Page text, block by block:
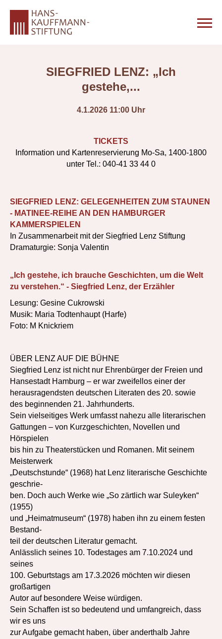
SIEGFRIED LENZ: „Ich
gestehe,...
4.1.2026 11:00 Uhr
TICKETS
Information und Kartenreservierung Mo-Sa, 1400-1800
unter Tel.: 040-41 33 44 0
SIEGFRIED LENZ: GELEGENHEITEN ZUM STAUNEN
- MATINEE-REIHE AN DEN HAMBURGER
KAMMERSPIELEN
In Zusammenarbeit mit der Siegfried Lenz Stiftung
Dramaturgie: Sonja Valentin
„Ich gestehe, ich brauche Geschichten, um die Welt
zu verstehen.“ - Siegfried Lenz, der Erzähler
Lesung: Gesine Cukrowski
Musik: Maria Todtenhaupt (Harfe)
Foto: M Knickriem
ÜBER LENZ AUF DIE BÜHNE
Siegfried Lenz ist nicht nur Ehrenbürger der Freien und
Hansestadt Hamburg – er war zweifellos einer der
herausragendsten deutschen Literaten des 20. sowie
des beginnenden 21. Jahrhunderts.
Sein vielseitiges Werk umfasst nahezu alle literarischen
Gattungen – von Kurzgeschichten, Novellen und
Hörspielen
bis hin zu Theaterstücken und Romanen. Mit seinem
Meisterwerk
„Deutschstunde“ (1968) hat Lenz literarische Geschichte
geschrie-
ben. Doch auch Werke wie „So zärtlich war Suleyken“
(1955)
und „Heimatmuseum“ (1978) haben ihn zu einem festen
Bestand-
teil der deutschen Literatur gemacht.
Anlässlich seines 10. Todestages am 7.10.2024 und
seines
100. Geburtstags am 17.3.2026 möchten wir diesen
großartigen
Autor auf besondere Weise würdigen.
Sein Schaffen ist so bedeutend und umfangreich, dass
wir es uns
zur Aufgabe gemacht haben, über anderthalb Jahre